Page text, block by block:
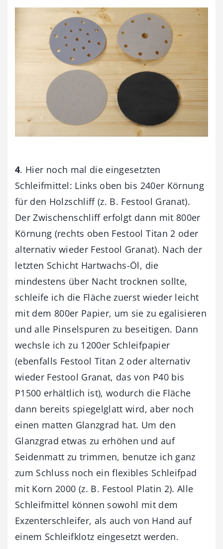
4. Hier noch mal die eingesetzten
Schleifmittel: Links oben bis 240er Körnung
für den Holzschliff (z. B. Festool Granat).
Der Zwischenschliff erfolgt dann mit 800er
Körnung (rechts oben Festool Titan 2 oder
alternativ wieder Festool Granat). Nach der
letzten Schicht Hartwachs-Öl, die
mindestens über Nacht trocknen sollte,
schleife ich die Fläche zuerst wieder leicht
mit dem 800er Papier, um sie zu egalisieren
und alle Pinselspuren zu beseitigen. Dann
wechsle ich zu 1200er Schleifpapier
(ebenfalls Festool Titan 2 oder alternativ
wieder Festool Granat, das von P40 bis
P1500 erhältlich ist), wodurch die Fläche
dann bereits spiegelglatt wird, aber noch
einen matten Glanzgrad hat. Um den
Glanzgrad etwas zu erhöhen und auf
Seidenmatt zu trimmen, benutze ich ganz
zum Schluss noch ein flexibles Schleifpad
mit Korn 2000 (z. B. Festool Platin 2). Alle
Schleifmittel können sowohl mit dem
Exzenterschleifer, als auch von Hand auf
einem Schleifklotz eingesetzt werden.